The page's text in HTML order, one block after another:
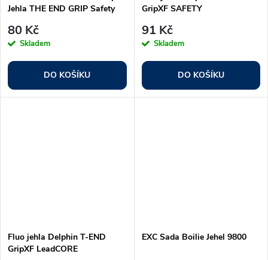
Jehla THE END GRIP Safety
80 Kč
Skladem
DO KOŠÍKU
GripXF SAFETY
91 Kč
Skladem
DO KOŠÍKU
Fluo jehla Delphin T-END
GripXF LeadCORE
EXC Sada Boilie Jehel 9800